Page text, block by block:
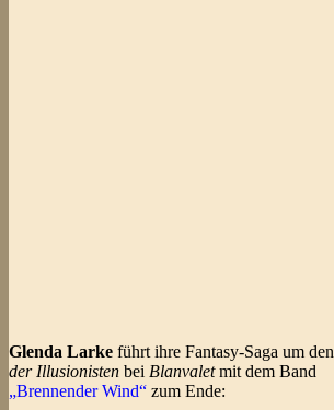
Glenda Larke führt ihre Fantasy-Saga um den
der Illusionisten bei Blanvaletmit dem Band
„Brennender Wind“ zum Ende: